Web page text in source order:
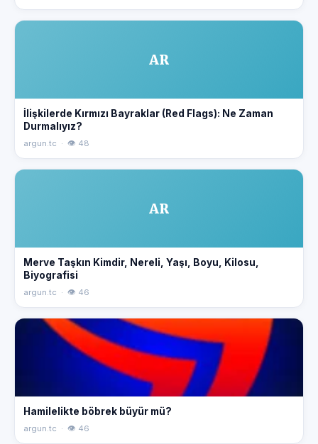
AR
İlişkilerde Kırmızı Bayraklar (Red Flags): Ne Zaman
Durmalıyız?
argun.tc · 👁 48
AR
Merve Taşkın Kimdir, Nereli, Yaşı, Boyu, Kilosu,
Biyografisi
argun.tc · 👁 46
Hamilelikte böbrek büyür mü?
argun.tc · 👁 46